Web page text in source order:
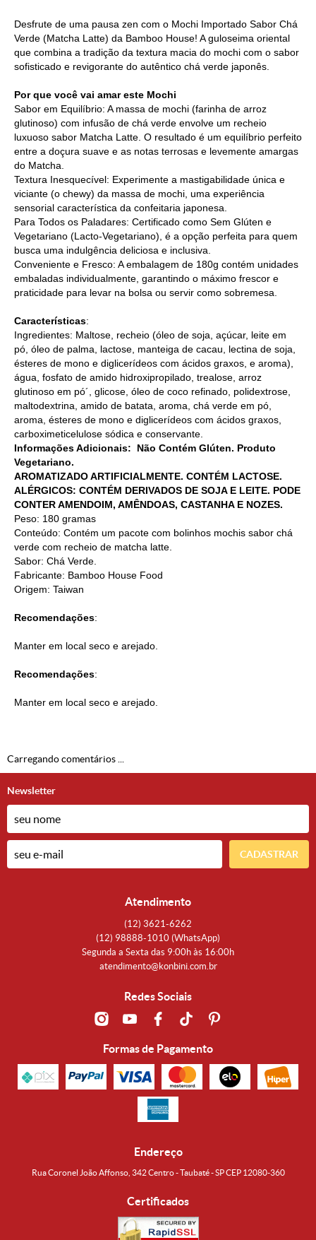
Desfrute de uma pausa zen com o Mochi Importado Sabor Chá
Verde (Matcha Latte) da Bamboo House! A guloseima oriental
que combina a tradição da textura macia do mochi com o sabor
sofisticado e revigorante do autêntico chá verde japonês.
Por que você vai amar este Mochi
Sabor em Equilíbrio: A massa de mochi (farinha de arroz
glutinoso) com infusão de chá verde envolve um recheio
luxuoso sabor Matcha Latte. O resultado é um equilíbrio perfeito
entre a doçura suave e as notas terrosas e levemente amargas
do Matcha.
Textura Inesquecível: Experimente a mastigabilidade única e
viciante (o chewy) da massa de mochi, uma experiência
sensorial característica da confeitaria japonesa.
Para Todos os Paladares: Certificado como Sem Glúten e
Vegetariano (Lacto-Vegetariano), é a opção perfeita para quem
busca uma indulgência deliciosa e inclusiva.
Conveniente e Fresco: A embalagem de 180g contém unidades
embaladas individualmente, garantindo o máximo frescor e
praticidade para levar na bolsa ou servir como sobremesa.
Características:
Ingredientes: Maltose, recheio (óleo de soja, açúcar, leite em
pó, óleo de palma, lactose, manteiga de cacau, lectina de soja,
ésteres de mono e diglicerídeos com ácidos graxos, e aroma),
água, fosfato de amido hidroxipropilado, trealose, arroz
glutinoso em pó´, glicose, óleo de coco refinado, polidextrose,
maltodextrina, amido de batata, aroma, chá verde em pó,
aroma, ésteres de mono e diglicerídeos com ácidos graxos,
carboximeticelulose sódica e conservante.
Informações Adicionais: Não Contém Glúten. Produto
Vegetariano.
AROMATIZADO ARTIFICIALMENTE. CONTÉM LACTOSE.
ALÉRGICOS: CONTÉM DERIVADOS DE SOJA E LEITE. PODE
CONTER AMENDOIM, AMÊNDOAS, CASTANHA E NOZES.
Peso: 180 gramas
Conteúdo: Contém um pacote com bolinhos mochis sabor chá
verde com recheio de matcha latte.
Sabor: Chá Verde.
Fabricante: Bamboo House Food
Origem: Taiwan
Recomendações:
Manter em local seco e arejado.
Recomendações:
Manter em local seco e arejado.
Carregando comentários ...
Newsletter
CADASTRAR
Atendimento
(12) 3621-6262
(12) 98888-1010 (WhatsApp)
Segunda a Sexta das 9:00h às 16:00h
atendimento@konbini.com.br
Redes Sociais
Formas de Pagamento
Endereço
Rua Coronel João Affonso, 342 Centro - Taubaté - SP CEP 12080-360
Certificados